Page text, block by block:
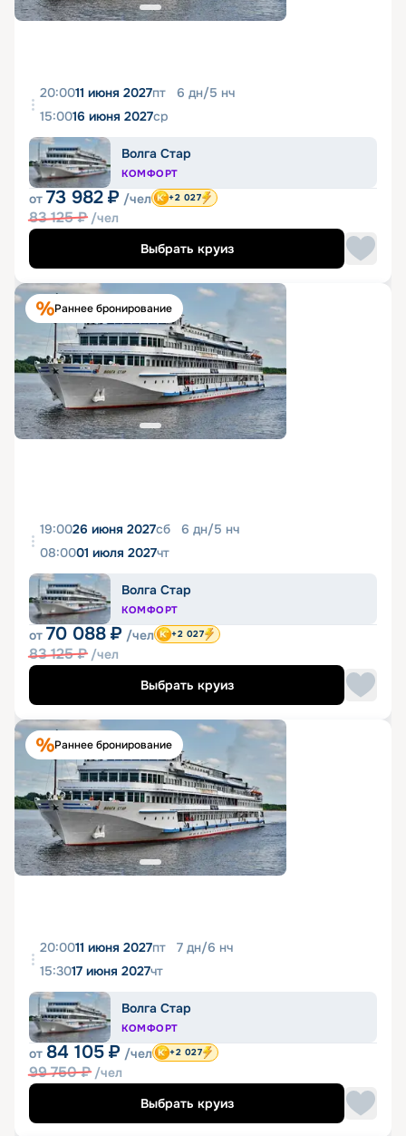
20:0011 июня 2027пт 6 дн/5 нч
15:0016 июня 2027ср
Волга Стар
КОМФОРТ
от 73 982 ₽ /чел
83 125₽ /чел
+2 027
Выбрать круиз
Раннее бронирование
19:0026 июня 2027сб 6 дн/5 нч
08:0001 июля 2027чт
Волга Стар
КОМФОРТ
от 70 088 ₽ /чел
83 125₽ /чел
+2 027
Выбрать круиз
Раннее бронирование
20:0011 июня 2027пт 7 дн/6 нч
15:3017 июня 2027чт
Волга Стар
КОМФОРТ
от 84 105 ₽ /чел
99 750₽ /чел
+2 027
Выбрать круиз